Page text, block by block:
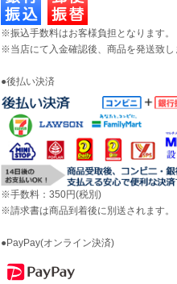
※振込手数料はお客様負担となります。
※当店にて入金確認後、商品を発送致し
●後払い決済
※手数料：350円(税別)
※請求書は商品到着後に別送されます。
●PayPay(オンライン決済)